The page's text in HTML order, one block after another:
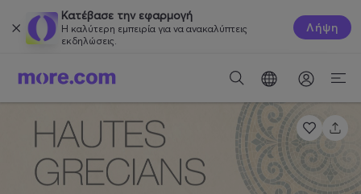
Κατέβασε την εφαρμογή
Η καλύτερη εμπειρία για να ανακαλύπτεις
εκδηλώσεις.
Λήψη